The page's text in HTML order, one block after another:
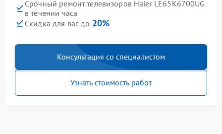
Срочный ремонт телевизоров Haier LE65K6700UG
в течении часа
Скидка для вас до 20%
Консультация со специалистом
Узнать стоимость работ